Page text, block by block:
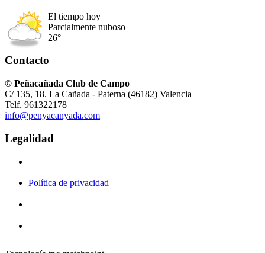
El tiempo hoy
Parcialmente nuboso
26°
Contacto
© Peñacañada Club de Campo
C/ 135, 18. La Cañada - Paterna (46182) Valencia
Telf. 961322178
info@penyacanyada.com
Legalidad
Política de privacidad